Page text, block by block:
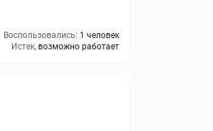
Воспользовались: 1 человек
Истек, возможно работает